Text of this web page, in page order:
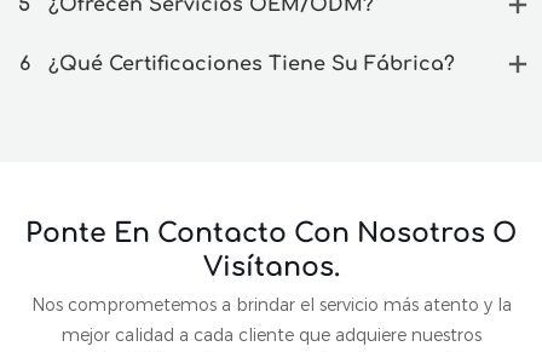
5 ¿Ofrecen Servicios OEM/ODM?
6 ¿Qué Certificaciones Tiene Su Fábrica?
Ponte En Contacto Con Nosotros O
Visítanos.
Nos comprometemos a brindar el servicio más atento y la
mejor calidad a cada cliente que adquiere nuestros